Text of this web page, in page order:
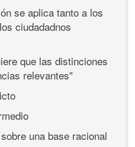
se aplica tanto a los
ciudadadnos
que las distinciones
relevantes"
una base racional